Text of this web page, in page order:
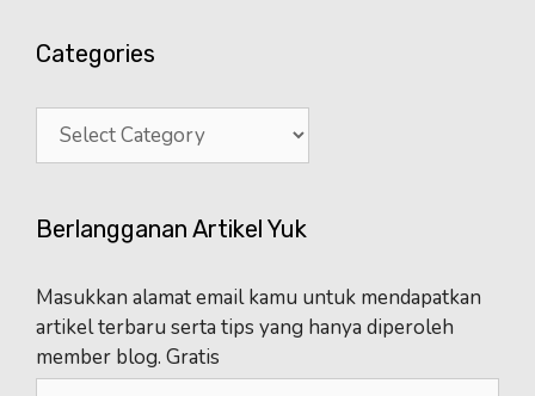
Categories
Categories
Berlangganan Artikel Yuk
Masukkan alamat email kamu untuk mendapatkan
artikel terbaru serta tips yang hanya diperoleh
member blog. Gratis